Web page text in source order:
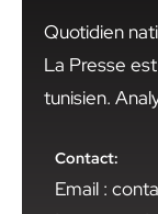
Quotidien
La Presse
tunisien.
Contact:
Email :